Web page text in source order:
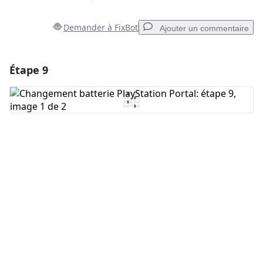
Demander à FixBot Ajouter un commentaire
Ajouter un commentaire
Étape 9